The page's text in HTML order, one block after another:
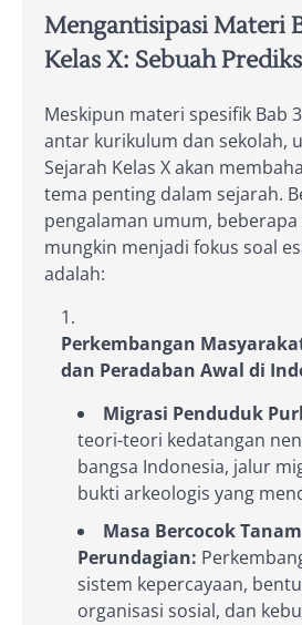
Mengantisipasi Materi
Kelas X: Sebuah
Meskipun materi spesifik Bab
antar kurikulum dan sekolah,
Sejarah Kelas X akan
tema penting dalam sejarah.
pengalaman umum,
mungkin menjadi fokus soal
adalah:
Perkembangan
dan Peradaban Awal di
Migrasi Penduduk
teori-teori kedatangan
bangsa Indonesia, jalur
bukti arkeologis yang
Masa Bercocok
Perundagian:
sistem kepercayaan,
organisasi sosial, dan